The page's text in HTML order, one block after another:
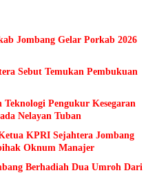
Jombang Gelar Porkab 2026
Sebut Temukan Pembukuan
Pengukur Kesegaran
Nelayan Tuban
KPRI Sejahtera Jombang
Oknum Manajer
Berhadiah Dua Umroh Dari